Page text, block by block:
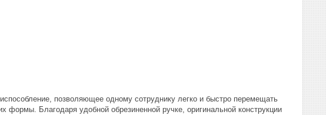
позволяющее одному сотруднику легко и быстро перемещать
формы. Благодаря удобной обрезиненной ручке, оригинальной конструкции